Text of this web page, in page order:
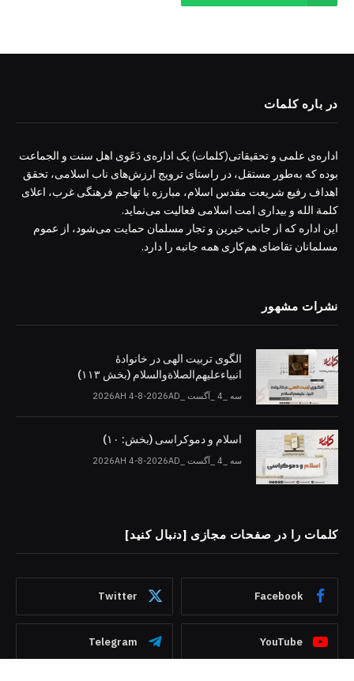
در باره کلمات
اداره‌ی علمی و تحقیقاتی(کلمات) یک اداره‌ی دَعَوی اهل سنت و الجماعت
بوده که به‌طور مستقل، در راستای ترویج ارزش‌های ناب اسلامی، تحقق
اهداف رفیع شریعت مقدس اسلام، مبارزه با تهاجم فرهنگی غرب، اعلای
کلمة الله و بیداری امت اسلامی فعالیت می‌نماید.
این اداره که از جانب خیرین و تجار مسلمان حمایت می‌شود، از عموم
مسلمانان تقاضای هم‌کاری همه جانبه را دارد.
نشرات مشهور
الگوی تربیت الهی در خانوادۀ
انبیاءعلیهم‌الصلاةو‌السلام (بخش ۱۱۳)
سه _4 _آگست _2026AH 4-8-2026AD
اسلام و دموکراسی (بخش: ۱۰)
سه _4 _آگست _2026AH 4-8-2026AD
کلمات را در صفحات مجازی [دنبال کنید]
Facebook
Twitter
YouTube
Telegram